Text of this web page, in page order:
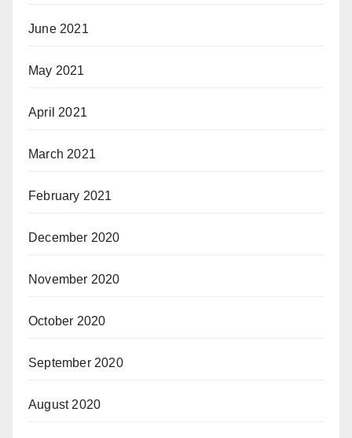
June 2021
May 2021
April 2021
March 2021
February 2021
December 2020
November 2020
October 2020
September 2020
August 2020